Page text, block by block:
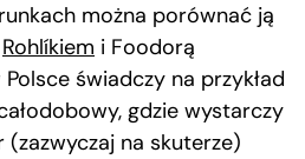
można porównać ją
Rohlíkiem i Foodorą
świadczy na przykład
gdzie wystarczy
na skuterze)